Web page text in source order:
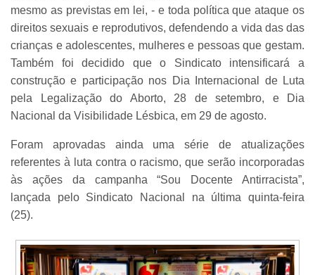
mesmo as previstas em lei, - e toda política que ataque os
direitos sexuais e reprodutivos, defendendo a vida das das
crianças e adolescentes, mulheres e pessoas que gestam.
Também foi decidido que o Sindicato intensificará a
construção e participação nos Dia Internacional de Luta
pela Legalização do Aborto, 28 de setembro, e Dia
Nacional da Visibilidade Lésbica, em 29 de agosto.
Foram aprovadas ainda uma série de atualizações
referentes à luta contra o racismo, que serão incorporadas
às ações da campanha “Sou Docente Antirracista”,
lançada pelo Sindicato Nacional na última quinta-feira
(25).